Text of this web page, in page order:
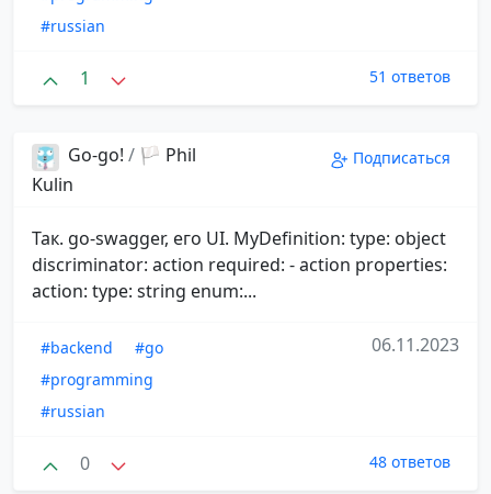
#russian
1 51 ответов
Go-go! / 🏳️ Phil
Kulin
Подписаться
Так. go-swagger, его UI. MyDefinition: type: object
discriminator: action required: - action properties:
action: type: string enum:...
#backend
#go
#programming
#russian
06.11.2023
0 48 ответов